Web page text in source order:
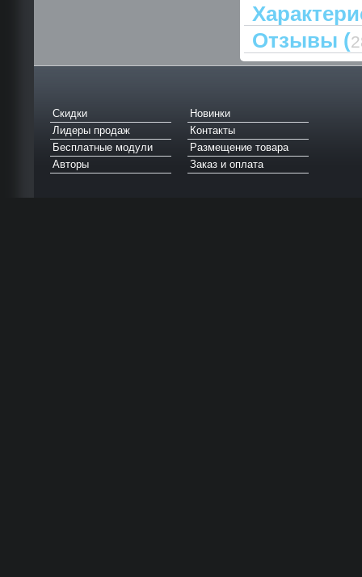
Отзывы (
Скидки
Новинки
Лидеры продаж
Контакты
Бесплатные модули
Размещение товара
Авторы
Заказ и оплата